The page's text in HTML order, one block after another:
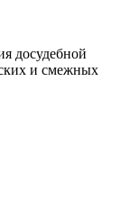
досудебной
и смежных